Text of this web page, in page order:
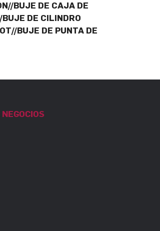
BUJE DE CAJA DE
DE CILINDRO
BUJE DE PUNTA DE